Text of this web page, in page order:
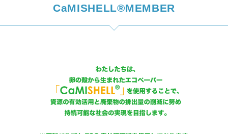
CaMISHELL®MEMBER